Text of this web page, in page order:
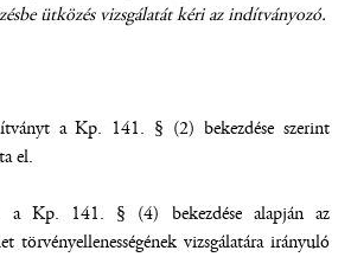
ütközés vizsgálatát kéri az indítványozó.
a Kp. 141. § (2) bekezdése szerint
el.
a Kp. 141. § (4) bekezdése alapján az
törvényellenességének vizsgálatára irányuló